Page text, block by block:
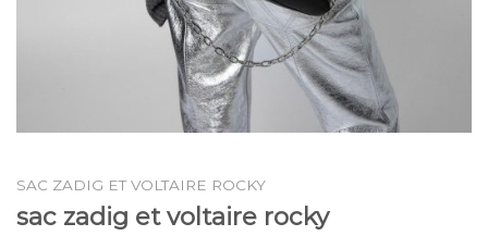
SAC ZADIG ET VOLTAIRE ROCKY
sac zadig et voltaire rocky